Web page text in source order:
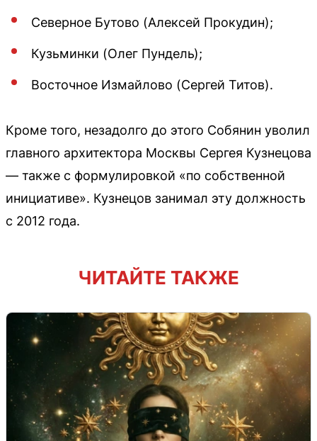
Северное Бутово (Алексей Прокудин);
Кузьминки (Олег Пундель);
Восточное Измайлово (Сергей Титов).
Кроме того, незадолго до этого Собянин уволил
главного архитектора Москвы Сергея Кузнецова
— также с формулировкой «по собственной
инициативе». Кузнецов занимал эту должность
с 2012 года.
ЧИТАЙТЕ ТАКЖЕ